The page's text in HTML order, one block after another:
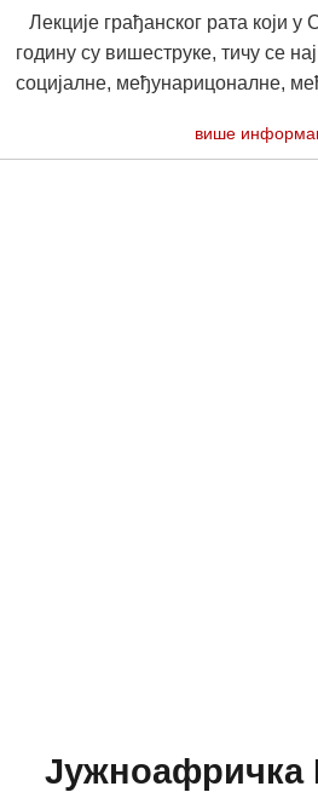
Лекције грађанског рата који у
годину су вишеструке, тичу се
социјалне, међунарицоналне,
више
Јужноафричка